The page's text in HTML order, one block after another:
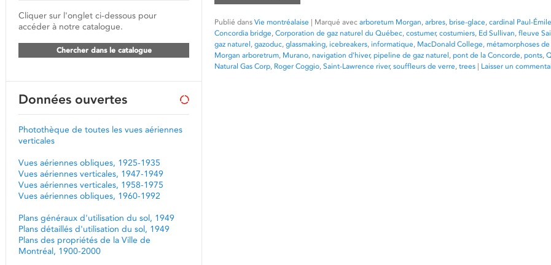
Publié dans Vie montréalaise | Marqué avec arboretum Morgan, arbres, brise-glace, cardinal Paul-
Concordia bridge, Corporation de gaz naturel du Québec, costumer, costumiers, Ed Sullivan, fleuve
gaz naturel, gazoduc, glassmaking, icebreakers, informatique, MacDonald College, métamorphoses
Morgan arboretrum, Murano, navigation d'hiver, pipeline de gaz naturel, pont de la Concorde, ponts,
Natural Gas Corp, Roger Coggio, Saint-Lawrence river, souffleurs de verre, trees | Laisser un
Cliquer sur l'onglet ci-dessous pour
accéder à notre catalogue.
Chercher dans le catalogue
Données ouvertes
Photothèque de toutes les vues aériennes
verticales
Vues aériennes obliques, 1925-1935
Vues aériennes verticales, 1947-1949
Vues aériennes verticales, 1958-1975
Vues aériennes obliques, 1960-1992
Plans généraux d'utilisation du sol, 1949
Plans détaillés d'utilisation du sol, 1949
Plans des propriétés de la Ville de
Montréal, 1900-2000